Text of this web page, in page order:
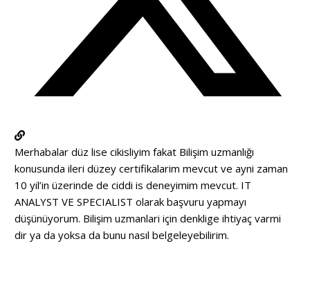
Merhabalar düz lise cikisliyim fakat Bilişim uzmanlığı
konusunda ileri düzey certifikalarim mevcut ve ayni zaman
10 yil’in üzerinde de ciddi is deneyimim mevcut. IT
ANALYST VE SPECIALIST olarak başvuru yapmayı
düşünüyorum. Bilişim uzmanlari için denklige ihtiyaç varmi
dir ya da yoksa da bunu nasıl belgeleyebilirim.